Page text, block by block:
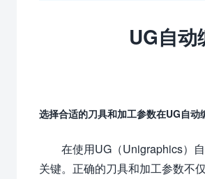
UG自动
选择合适的刀具和加工参数在UG自动
在使用UG（Unigraphics）
关键。正确的刀具和加工参数不